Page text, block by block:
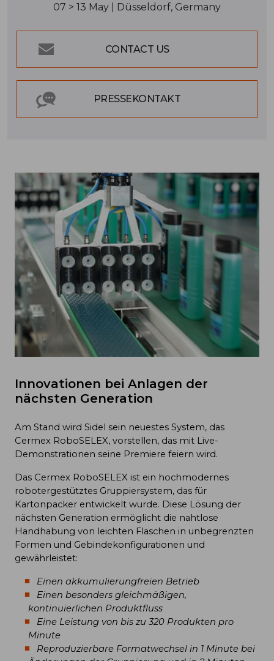
07 > 13 May | Düsseldorf, Germany
CONTACT US
PRESSEKONTAKT
Innovationen bei Anlagen der
nächsten Generation
Am Stand wird Sidel sein neuestes System, das
Cermex RoboSELEX, vorstellen, das mit Live-
Demonstrationen seine Premiere feiern wird.
Das Cermex RoboSELEX ist ein hochmodernes
robotergestütztes Gruppiersystem, das für
Kartonpacker entwickelt wurde. Diese Lösung der
nächsten Generation ermöglicht die nahtlose
Handhabung von leichten Flaschen in unbegrenzten
Formen und Gebindekonfigurationen und
gewährleistet:
Einen akkumulierungfreien Betrieb
Einen besonders gleichmäßigen,
kontinuierlichen Produktfluss
Eine Leistung von bis zu 320 Produkten pro
Minute
Reproduzierbare Formatwechsel in 1 Minute bei